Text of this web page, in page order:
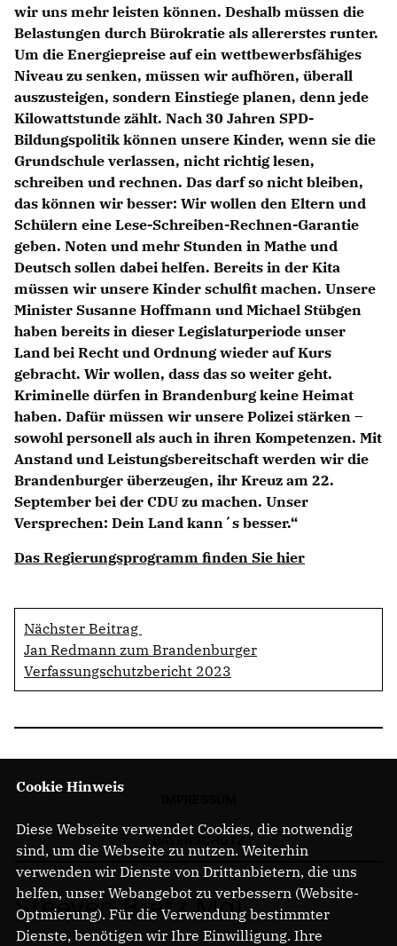
wir uns mehr leisten können. Deshalb müssen die
Belastungen durch Bürokratie als allererstes runter.
Um die Energiepreise auf ein wettbewerbsfähiges
Niveau zu senken, müssen wir aufhören, überall
auszusteigen, sondern Einstiege planen, denn jede
Kilowattstunde zählt. Nach 30 Jahren SPD-
Bildungspolitik können unsere Kinder, wenn sie die
Grundschule verlassen, nicht richtig lesen,
schreiben und rechnen. Das darf so nicht bleiben,
das können wir besser: Wir wollen den Eltern und
Schülern eine Lese-Schreiben-Rechnen-Garantie
geben. Noten und mehr Stunden in Mathe und
Deutsch sollen dabei helfen. Bereits in der Kita
müssen wir unsere Kinder schulfit machen. Unsere
Minister Susanne Hoffmann und Michael Stübgen
haben bereits in dieser Legislaturperiode unser
Land bei Recht und Ordnung wieder auf Kurs
gebracht. Wir wollen, dass das so weiter geht.
Kriminelle dürfen in Brandenburg keine Heimat
haben. Dafür müssen wir unsere Polizei stärken –
sowohl personell als auch in ihren Kompetenzen. Mit
Anstand und Leistungsbereitschaft werden wir die
Brandenburger überzeugen, ihr Kreuz am 22.
September bei der CDU zu machen. Unser
Versprechen: Dein Land kann´s besser.“
Das Regierungsprogramm finden Sie hier
Nächster Beitrag
Jan Redmann zum Brandenburger
Verfassungschutzbericht 2023
Steeven Bretz MdL
Cookie Hinweis
Diese Webseite verwendet Cookies, die notwendig
sind, um die Webseite zu nutzen. Weiterhin
verwenden wir Dienste von Drittanbietern, die uns
helfen, unser Webangebot zu verbessern (Website-
Optmierung). Für die Verwendung bestimmter
Dienste, benötigen wir Ihre Einwilligung. Ihre